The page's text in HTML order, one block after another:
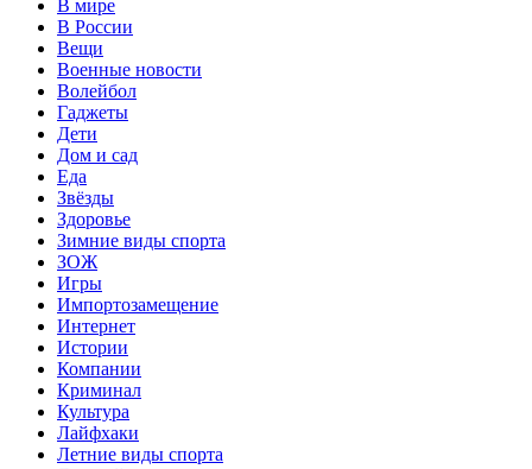
В мире
В России
Вещи
Военные новости
Волейбол
Гаджеты
Дети
Дом и сад
Еда
Звёзды
Здоровье
Зимние виды спорта
ЗОЖ
Игры
Импортозамещение
Интернет
Истории
Компании
Криминал
Культура
Лайфхаки
Летние виды спорта